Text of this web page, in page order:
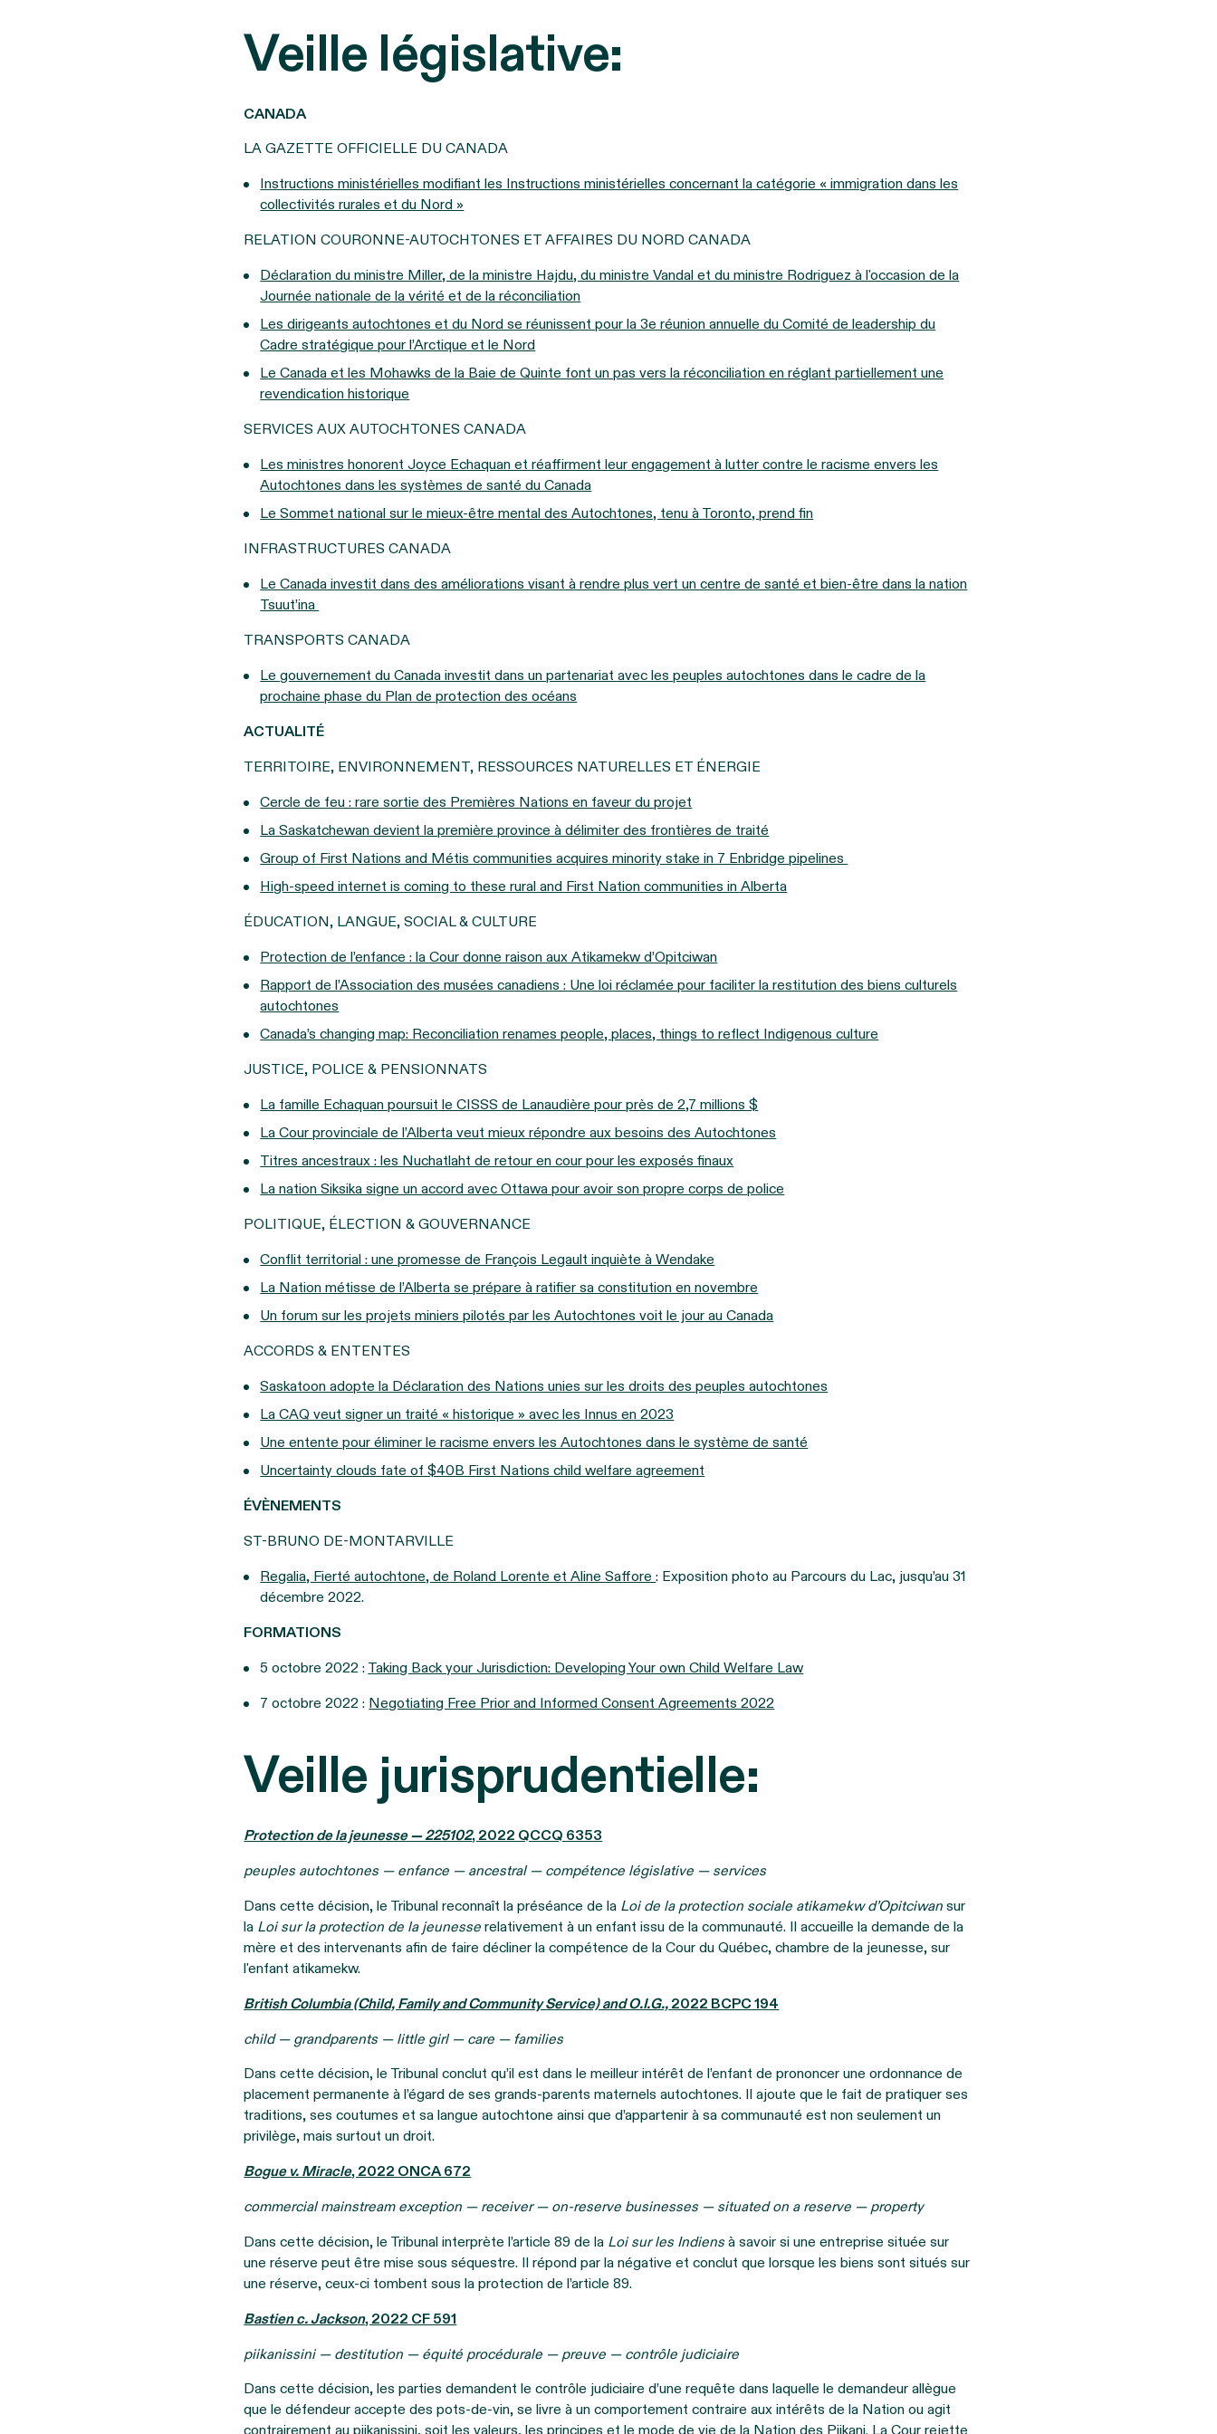
Veille législative:
CANADA
LA GAZETTE OFFICIELLE DU CANADA
Instructions ministérielles modifiant les Instructions ministérielles concernant la catégorie « immigration dans les
collectivités rurales et du Nord »
RELATION COURONNE-AUTOCHTONES ET AFFAIRES DU NORD CANADA
Déclaration du ministre Miller, de la ministre Hajdu, du ministre Vandal et du ministre Rodriguez à l'occasion de la
Journée nationale de la vérité et de la réconciliation
Les dirigeants autochtones et du Nord se réunissent pour la 3e réunion annuelle du Comité de leadership du
Cadre stratégique pour l’Arctique et le Nord
Le Canada et les Mohawks de la Baie de Quinte font un pas vers la réconciliation en réglant partiellement une
revendication historique
SERVICES AUX AUTOCHTONES CANADA
Les ministres honorent Joyce Echaquan et réaffirment leur engagement à lutter contre le racisme envers les
Autochtones dans les systèmes de santé du Canada
Le Sommet national sur le mieux-être mental des Autochtones, tenu à Toronto, prend fin
INFRASTRUCTURES CANADA
Le Canada investit dans des améliorations visant à rendre plus vert un centre de santé et bien‑être dans la nation
Tsuut’ina
TRANSPORTS CANADA
Le gouvernement du Canada investit dans un partenariat avec les peuples autochtones dans le cadre de la
prochaine phase du Plan de protection des océans
ACTUALITÉ
TERRITOIRE, ENVIRONNEMENT, RESSOURCES NATURELLES ET ÉNERGIE
Cercle de feu : rare sortie des Premières Nations en faveur du projet
La Saskatchewan devient la première province à délimiter des frontières de traité
Group of First Nations and Métis communities acquires minority stake in 7 Enbridge pipelines
High-speed internet is coming to these rural and First Nation communities in Alberta
ÉDUCATION, LANGUE, SOCIAL & CULTURE
Protection de l’enfance : la Cour donne raison aux Atikamekw d’Opitciwan
Rapport de l’Association des musées canadiens : Une loi réclamée pour faciliter la restitution des biens culturels
autochtones
Canada’s changing map: Reconciliation renames people, places, things to reflect Indigenous culture
JUSTICE, POLICE & PENSIONNATS
La famille Echaquan poursuit le CISSS de Lanaudière pour près de 2,7 millions $
La Cour provinciale de l’Alberta veut mieux répondre aux besoins des Autochtones
Titres ancestraux : les Nuchatlaht de retour en cour pour les exposés finaux
La nation Siksika signe un accord avec Ottawa pour avoir son propre corps de police
POLITIQUE, ÉLECTION & GOUVERNANCE
Conflit territorial : une promesse de François Legault inquiète à Wendake
La Nation métisse de l’Alberta se prépare à ratifier sa constitution en novembre
Un forum sur les projets miniers pilotés par les Autochtones voit le jour au Canada
ACCORDS & ENTENTES
Saskatoon adopte la Déclaration des Nations unies sur les droits des peuples autochtones
La CAQ veut signer un traité « historique » avec les Innus en 2023
Une entente pour éliminer le racisme envers les Autochtones dans le système de santé
Uncertainty clouds fate of $40B First Nations child welfare agreement
ÉVÈNEMENTS
ST-BRUNO DE-MONTARVILLE
Regalia, Fierté autochtone, de Roland Lorente et Aline Saffore: Exposition photo au Parcours du Lac, jusqu’au 31
décembre 2022.
FORMATIONS
5 octobre 2022 :Taking Back your Jurisdiction: Developing Your own Child Welfare Law
7 octobre 2022 : Negotiating Free Prior and Informed Consent Agreements 2022
Veille jurisprudentielle:
Protection de la jeunesse — 225102, 2022 QCCQ 6353
peuples autochtones — enfance — ancestral — compétence législative — services
Dans cette décision, le Tribunal reconnaît la préséance de la Loi de la protection sociale atikamekw d’Opitciwansur
la Loi sur la protection de la jeunesserelativement à un enfant issu de la communauté. Il accueille la demande de la
mère et des intervenants afin de faire décliner la compétence de la Cour du Québec, chambre de la jeunesse, sur
l'enfant atikamekw.
British Columbia (Child, Family and Community Service) and O.I.G.,2022 BCPC 194
child — grandparents — little girl — care — families
Dans cette décision, le Tribunal conclut qu’il est dans le meilleur intérêt de l’enfant de prononcer une ordonnance de
placement permanente à l’égard de ses grands-parents maternels autochtones. Il ajoute que le fait de pratiquer ses
traditions, ses coutumes et sa langue autochtone ainsi que d’appartenir à sa communauté est non seulement un
privilège, mais surtout un droit.
Bogue v. Miracle, 2022 ONCA 672
commercial mainstream exception — receiver — on-reserve businesses — situated on a reserve — property
Dans cette décision, le Tribunal interprète l’article 89 de la Loi sur les Indiensà savoir si une entreprise située sur
une réserve peut être mise sous séquestre. Il répond par la négative et conclut que lorsque les biens sont situés sur
une réserve, ceux-ci tombent sous la protection de l’article 89.
Bastien c. Jackson, 2022 CF 591
piikanissini — destitution — équité procédurale — preuve — contrôle judiciaire
Dans cette décision, les parties demandent le contrôle judiciaire d’une requête dans laquelle le demandeur allègue
que le défendeur accepte des pots‑de‑vin, se livre à un comportement contraire aux intérêts de la Nation ou agit